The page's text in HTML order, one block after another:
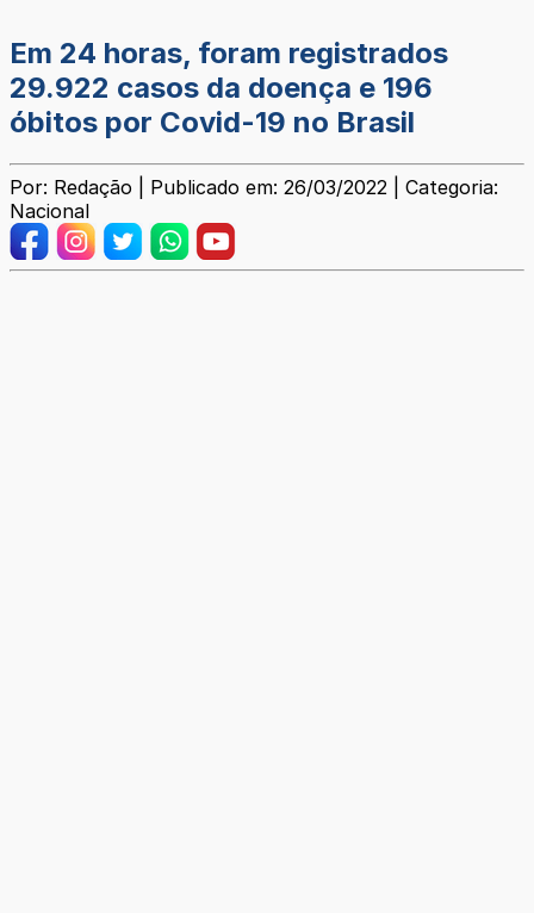
Em 24 horas, foram registrados
29.922 casos da doença e 196
óbitos por Covid-19 no Brasil
Por: Redação | Publicado em: 26/03/2022 | Categoria:
Nacional